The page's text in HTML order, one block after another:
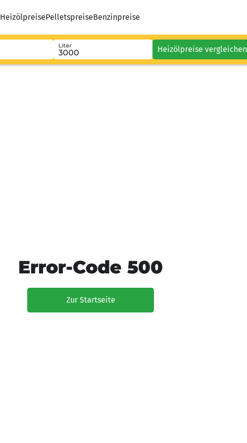
HeizölpreisePelletspreiseBenzinpreise
Liter Heizölpreise vergleichen
Error-Code 500
Zur Startseite